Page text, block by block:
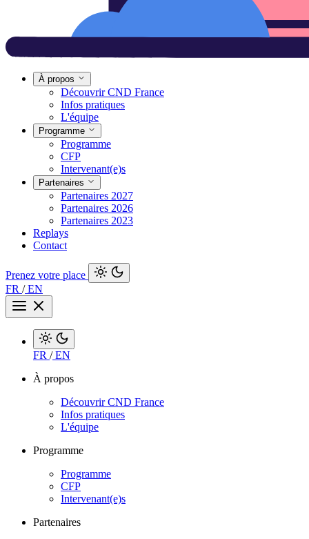
À propos
Découvrir CND France
Infos pratiques
L'équipe
Programme
Programme
CFP
Intervenant(e)s
Partenaires
Partenaires 2027
Partenaires 2026
Partenaires 2023
Replays
Contact
Prenez votre place
FR /EN
FR /EN
À propos
Découvrir CND France
Infos pratiques
L'équipe
Programme
Programme
CFP
Intervenant(e)s
Partenaires